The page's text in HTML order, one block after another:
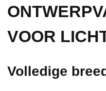
VOOR
Volledige